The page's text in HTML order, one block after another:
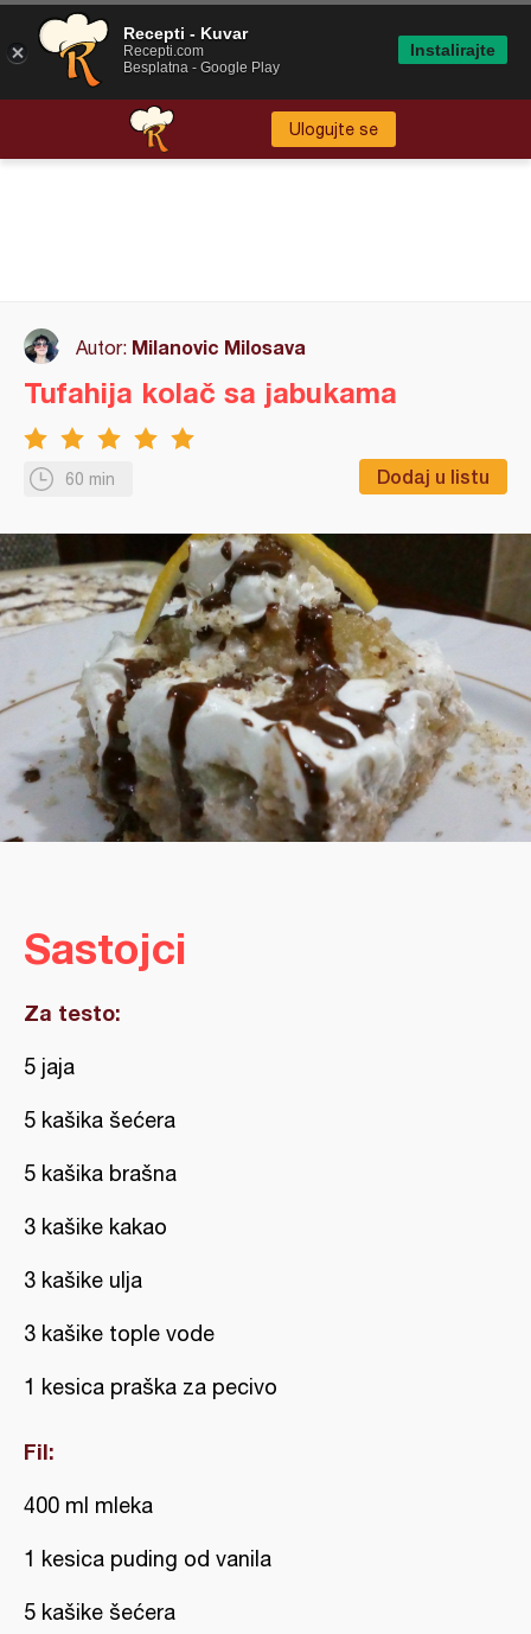
Ulogujte se
Autor: Milanovic Milosava
60 min Dodaj u listu
Tufahija kolač sa jabukama
Sastojci
Za testo:
5 jaja
5 kašika šećera
5 kašika brašna
3 kašike kakao
3 kašike ulja
3 kašike tople vode
1 kesica praška za pecivo
Fil:
400 ml mleka
1 kesica puding od vanila
5 kašike šećera
Recepti - Kuvar
Recepti.com
Besplatna - Google Play
Instalirajte